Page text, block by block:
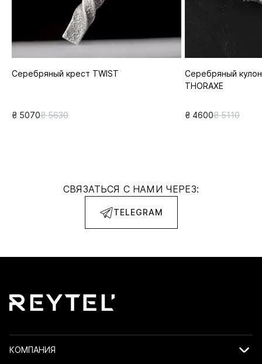
Серебряный крест TWIST
₴ 5070₴ 5630
Серебряный
THORAXE
₴ 4600₴ 5110
СВЯЗАТЬСЯ С НАМИ ЧЕРЕЗ:
TELEGRAM
КОМПАНИЯ